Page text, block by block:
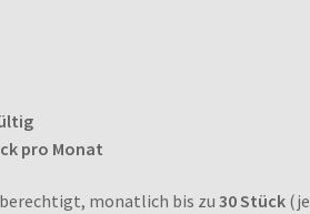
pro Monat
monatlich bis zu 30 Stück(je